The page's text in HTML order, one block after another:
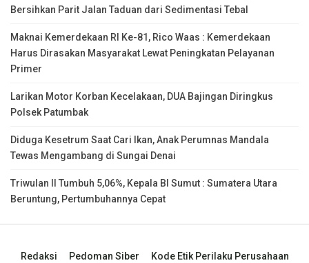
Bersihkan Parit Jalan Taduan dari Sedimentasi Tebal
Maknai Kemerdekaan RI Ke-81, Rico Waas : Kemerdekaan
Harus Dirasakan Masyarakat Lewat Peningkatan Pelayanan
Primer
Larikan Motor Korban Kecelakaan, DUA Bajingan Diringkus
Polsek Patumbak
Diduga Kesetrum Saat Cari Ikan, Anak Perumnas Mandala
Tewas Mengambang di Sungai Denai
Triwulan II Tumbuh 5,06%, Kepala BI Sumut : Sumatera Utara
Beruntung, Pertumbuhannya Cepat
Redaksi Pedoman Siber Kode Etik Perilaku Perusahaan